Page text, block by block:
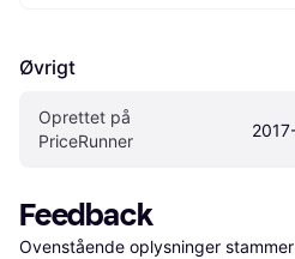
Øvrigt
Oprettet på
PriceRunner
Feedback
Ovenstående oplysninger